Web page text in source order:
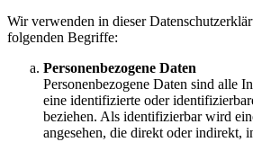
Wir verwenden in dieser
folgenden Begriffe:
Personenbezogene Daten
Personenbezogene Daten sind alle
eine identifizierte oder
beziehen. Als identifizierbar wird
angesehen, die direkt oder indirekt,